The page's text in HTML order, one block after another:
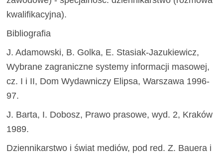
kwalifikacyjna).
Bibliografia
J. Adamowski, B. Golka, E. Stasiak-Jazukiewicz,
Wybrane zagraniczne systemy informacji masowej,
cz. I i II, Dom Wydawniczy Elipsa, Warszawa 1996-
97.
J. Barta, I. Dobosz, Prawo prasowe, wyd. 2, Kraków
1989.
Dziennikarstwo i świat mediów, pod red. Z. Bauera i